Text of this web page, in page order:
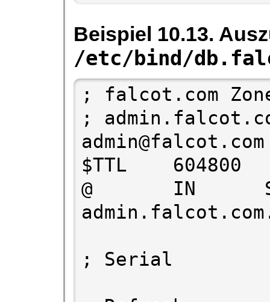
Beispiel 10.13.
/etc/bind/
; falcot.com
;
admin@falcot.com
$TTL    604800
@       IN
; Serial